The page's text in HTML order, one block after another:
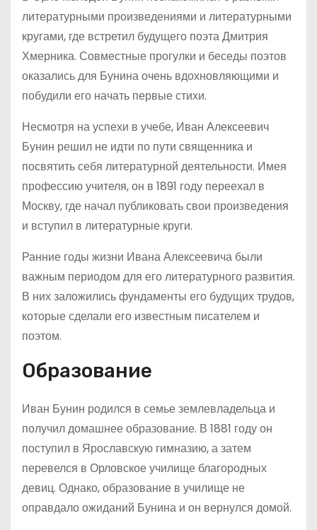
литературными произведениями и литературными
кругами, где встретил будущего поэта Дмитрия
Хмерника. Совместные прогулки и беседы поэтов
оказались для Бунина очень вдохновляющими и
побудили его начать первые стихи.
Несмотря на успехи в учебе, Иван Алексеевич
Бунин решил не идти по пути священника и
посвятить себя литературной деятельности. Имея
профессию учителя, он в 1891 году переехал в
Москву, где начал публиковать свои произведения
и вступил в литературные круги.
Ранние годы жизни Ивана Алексеевича были
важным периодом для его литературного развития.
В них заложились фундаменты его будущих трудов,
которые сделали его известным писателем и
поэтом.
Образование
Иван Бунин родился в семье землевладельца и
получил домашнее образование. В 1881 году он
поступил в Ярославскую гимназию, а затем
перевелся в Орловское училище благородных
девиц. Однако, образование в училище не
оправдало ожиданий Бунина и он вернулся домой.